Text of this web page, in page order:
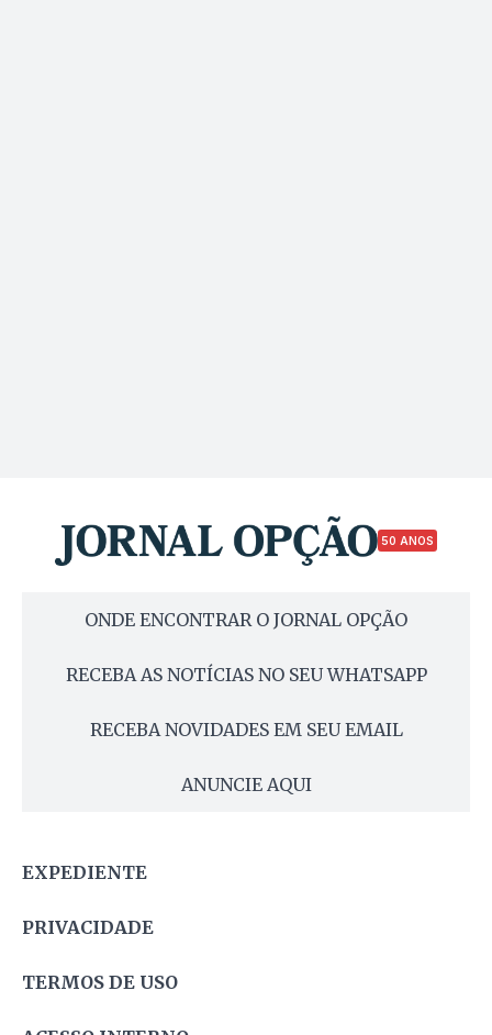
50 ANOS
ONDE ENCONTRAR O JORNAL OPÇÃO
RECEBA AS NOTÍCIAS NO SEU WHATSAPP
RECEBA NOVIDADES EM SEU EMAIL
ANUNCIE AQUI
EXPEDIENTE
PRIVACIDADE
TERMOS DE USO